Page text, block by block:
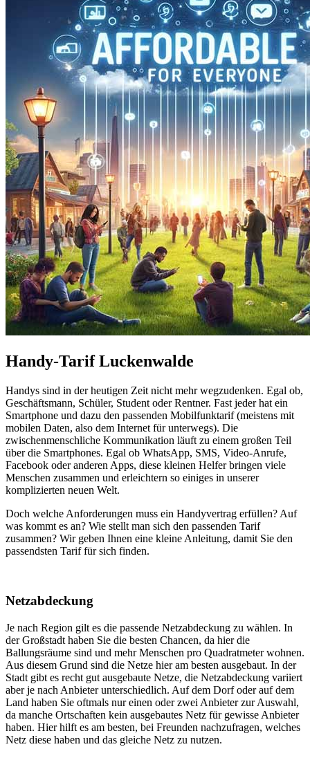
Handy-Tarif Luckenwalde
Handys sind in der heutigen Zeit nicht mehr wegzudenken. Egal ob,
Geschäftsmann, Schüler, Student oder Rentner. Fast jeder hat ein
Smartphone und dazu den passenden Mobilfunktarif (meistens mit
mobilen Daten, also dem Internet für unterwegs). Die
zwischenmenschliche Kommunikation läuft zu einem großen Teil
über die Smartphones. Egal ob WhatsApp, SMS, Video-Anrufe,
Facebook oder anderen Apps, diese kleinen Helfer bringen viele
Menschen zusammen und erleichtern so einiges in unserer
komplizierten neuen Welt.
Doch welche Anforderungen muss ein Handyvertrag erfüllen? Auf
was kommt es an? Wie stellt man sich den passenden Tarif
zusammen? Wir geben Ihnen eine kleine Anleitung, damit Sie den
passendsten Tarif für sich finden.
Netzabdeckung
Je nach Region gilt es die passende Netzabdeckung zu wählen. In
der Großstadt haben Sie die besten Chancen, da hier die
Ballungsräume sind und mehr Menschen pro Quadratmeter wohnen.
Aus diesem Grund sind die Netze hier am besten ausgebaut. In der
Stadt gibt es recht gut ausgebaute Netze, die Netzabdeckung variiert
aber je nach Anbieter unterschiedlich. Auf dem Dorf oder auf dem
Land haben Sie oftmals nur einen oder zwei Anbieter zur Auswahl,
da manche Ortschaften kein ausgebautes Netz für gewisse Anbieter
haben. Hier hilft es am besten, bei Freunden nachzufragen, welches
Netz diese haben und das gleiche Netz zu nutzen.